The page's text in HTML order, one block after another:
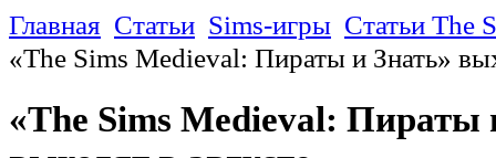
Главная Статьи Sims-игры Статьи The
«The Sims Medieval: Пираты и Знать»
«The Sims Medieval: Пираты